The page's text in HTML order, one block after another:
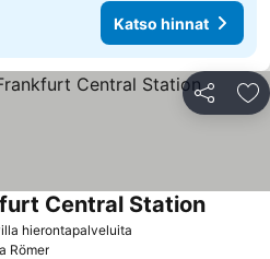
Katso hinnat
Jaa
hierontapalveluita
Central StationKatso
Römer